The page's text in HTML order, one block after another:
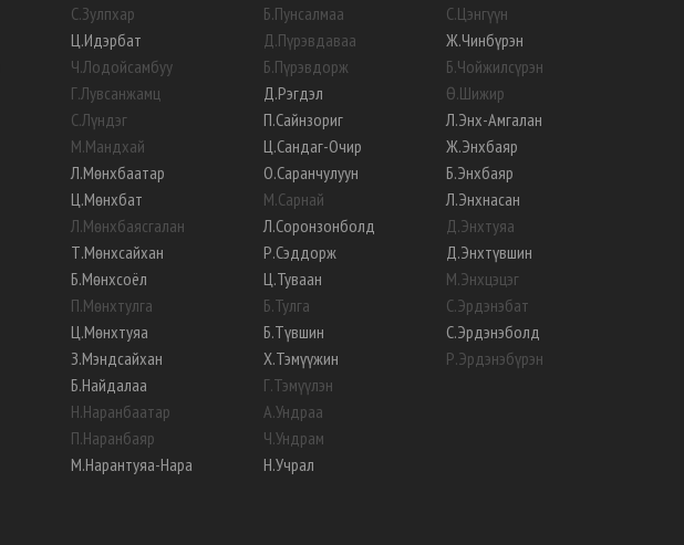
С.Зулпхар
Ц.Идэрбат
Ч.Лодойсамбуу
Г.Лувсанжамц
С.Лүндэг
М.Мандхай
Л.Мөнхбаатар
Ц.Мөнхбат
Л.Мөнхбаясгалан
Т.Мөнхсайхан
Б.Мөнхсоёл
П.Мөнхтулга
Ц.Мөнхтуяа
З.Мэндсайхан
Б.Найдалаа
Н.Наранбаатар
П.Наранбаяр
М.Нарантуяа-Нара
Б.Пунсалмаа
Д.Пүрэвдаваа
Б.Пүрэвдорж
Д.Рэгдэл
П.Сайнзориг
Ц.Сандаг-Очир
О.Саранчулуун
М.Сарнай
Л.Соронзонболд
Р.Сэддорж
Ц.Туваан
Б.Тулга
Б.Түвшин
Х.Тэмүүжин
Г.Тэмүүлэн
А.Ундраа
Ч.Ундрам
Н.Учрал
С.Цэнгүүн
Ж.Чинбүрэн
Б.Чойжилсүрэн
Ө.Шижир
Л.Энх-Амгалан
Ж.Энхбаяр
Б.Энхбаяр
Л.Энхнасан
Д.Энхтуяа
Д.Энхтүвшин
М.Энхцэцэг
С.Эрдэнэбат
С.Эрдэнэболд
Р.Эрдэнэбүрэн